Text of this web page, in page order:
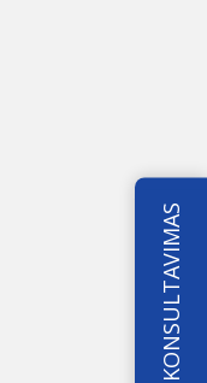
KONSULTAVIMAS